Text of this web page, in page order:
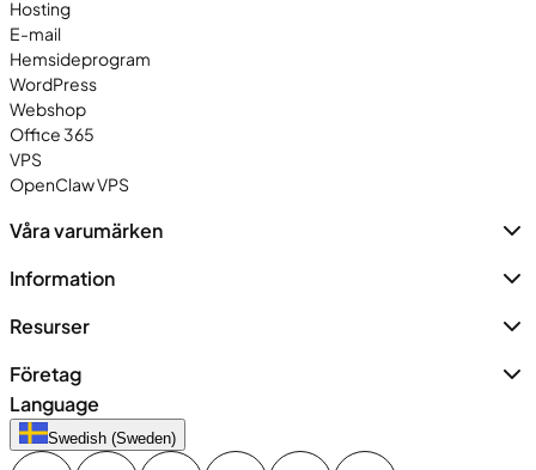
Hosting
E-mail
Hemsideprogram
WordPress
Webshop
Office 365
VPS
OpenClaw VPS
Våra varumärken
Information
Resurser
Företag
Language
Swedish (Sweden)